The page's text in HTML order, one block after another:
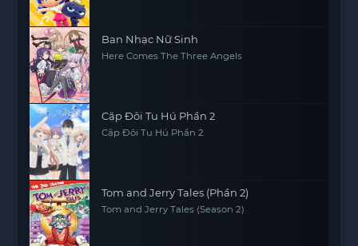
Ban Nhạc Nữ Sinh
Here Comes The Three Angels
Cặp Đôi Tu Hú Phần 2
Cặp Đôi Tu Hú Phần 2
Tom and Jerry Tales (Phần 2)
Tom and Jerry Tales (Season 2)